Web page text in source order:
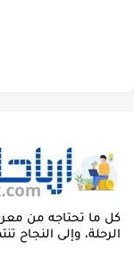
ما تحتاجه من
وإلى النجاح